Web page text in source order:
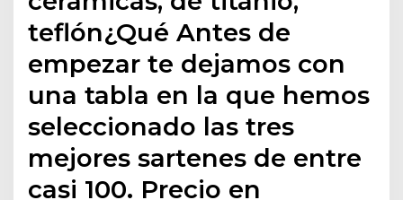
teflón¿Qué Antes de
empezar te dejamos con
una tabla en la que hemos
seleccionado las tres
mejores sartenes de entre
casi 100. Precio en